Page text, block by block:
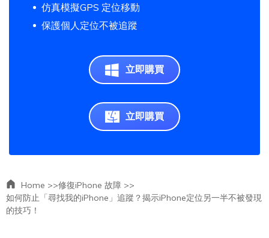
仿真模擬GPS 定位移動
保護個人定位不被追蹤
立即購買
立即購買
Home >>修復iPhone 故障 >>
如何防止「尋找我的iPhone」追蹤？揭示iPhone定位另一半不被發現
的技巧！